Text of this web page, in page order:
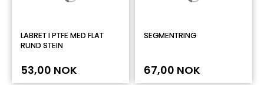
LABRET I PTFE MED FLAT
RUND STEIN
53,00 NOK
SEGMENTRING
67,00 NOK